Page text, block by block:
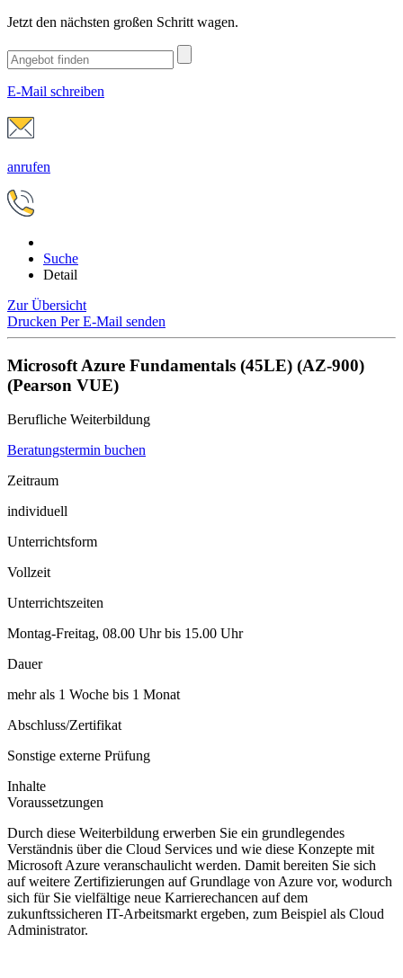
Jetzt den nächsten großen Schritt wagen.
E-Mail schreiben
anrufen
Suche
Detail
Zur Übersicht
Drucken Per E-Mail senden
Microsoft Azure Fundamentals (45LE) (AZ-900)
(Pearson VUE)
Berufliche Weiterbildung
Beratungstermin buchen
Zeitraum
individuell
Unterrichtsform
Vollzeit
Unterrichtszeiten
Montag-Freitag, 08.00 Uhr bis 15.00 Uhr
Dauer
mehr als 1 Woche bis 1 Monat
Abschluss/Zertifikat
Sonstige externe Prüfung
Inhalte
Voraussetzungen
Durch diese Weiterbildung erwerben Sie ein grundlegendes
Verständnis über die Cloud Services und wie diese Konzepte mit
Microsoft Azure veranschaulicht werden. Damit bereiten Sie sich
auf weitere Zertifizierungen auf Grundlage von Azure vor, wodurch
sich für Sie vielfältige neue Karrierechancen auf dem
zukunftssicheren IT-Arbeitsmarkt ergeben, zum Beispiel als Cloud
Administrator.